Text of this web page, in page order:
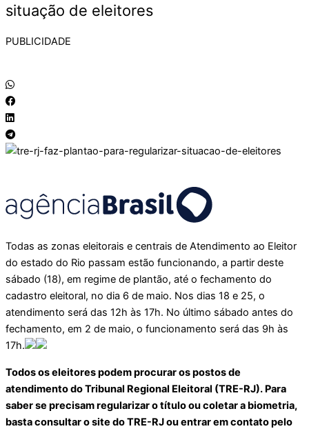
situação de eleitores
PUBLICIDADE
Todas as zonas eleitorais e centrais de Atendimento ao Eleitor
do estado do Rio passam estão funcionando, a partir deste
sábado (18), em regime de plantão, até o fechamento do
cadastro eleitoral, no dia 6 de maio. Nos dias 18 e 25, o
atendimento será das 12h às 17h. No último sábado antes do
fechamento, em 2 de maio, o funcionamento será das 9h às
17h.
Todos os eleitores podem procurar os postos de
atendimento do Tribunal Regional Eleitoral (TRE-RJ). Para
saber se precisam regularizar o título ou coletar a biometria,
basta consultar o site do TRE-RJ ou entrar em contato pelo